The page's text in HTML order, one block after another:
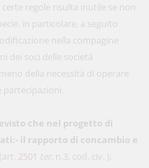
regole risulta inutile se non
in particolare, a seguito
nella compagine
dei soci delle società
della necessità di operare
che nel progetto di
- il rapporto di concambio e
(art. 2501 ter, n.3, cod. civ. );